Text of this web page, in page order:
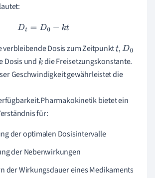
Dt= D0− kt
verbleibende Dosis zum Zeitpunktt,D0
Dosis undkdie Freisetzungskonstante.
Geschwindigkeit gewährleistet die
bietet ein
für:
der optimalen Dosisintervalle
der Nebenwirkungen
der Wirkungsdauer eines Medikaments